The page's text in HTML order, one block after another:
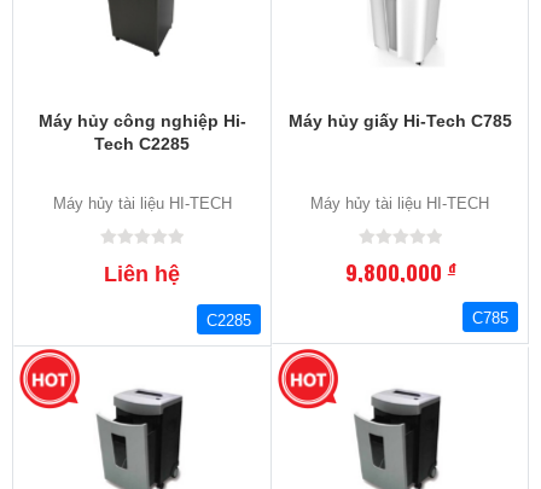
Máy hủy công nghiệp Hi-
Tech C2285
Máy hủy tài liệu HI-TECH
Liên hệ
C2285
Máy hủy giấy Hi-Tech C785
Máy hủy tài liệu HI-TECH
9,800,000đ
C785